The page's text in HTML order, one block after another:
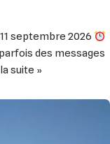
septembre 2026
des messages
suite »